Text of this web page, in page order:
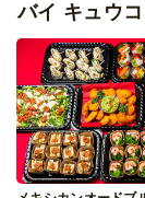
バイ キュウ